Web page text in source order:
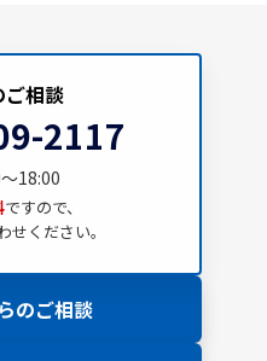
のご相談
ご相談
2117
18:00
ですので、
せください。